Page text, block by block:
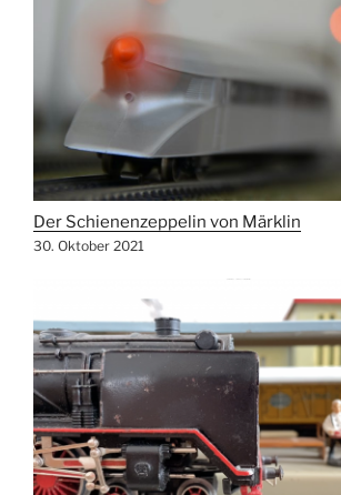
Der Schienenzeppelin von Märklin
30. Oktober 2021